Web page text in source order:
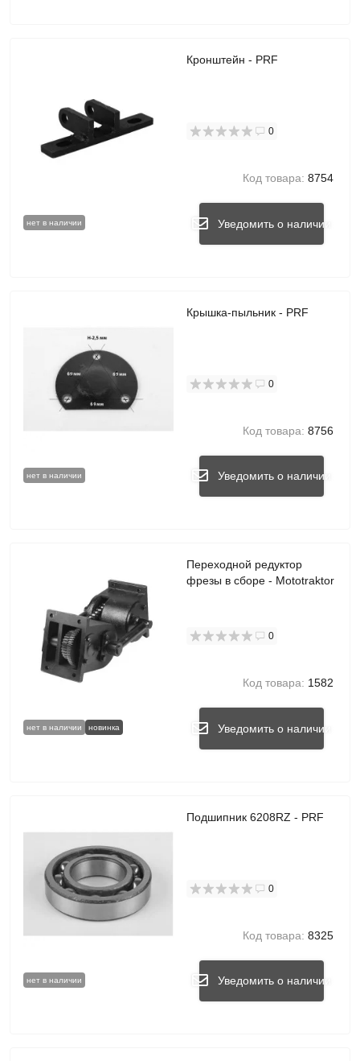
нет в наличии
Кронштейн - PRF
0
Код товара: 8754
Уведомить о наличии
нет в наличии
Крышка-пыльник - PRF
0
Код товара: 8756
Уведомить о наличии
нет в наличии новинка
Переходной редуктор
фрезы в сборе - Mototraktor
0
Код товара: 1582
Уведомить о наличии
нет в наличии
Подшипник 6208RZ - PRF
0
Код товара: 8325
Уведомить о наличии